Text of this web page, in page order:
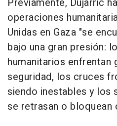
Previamente, Dujarric
operaciones
Unidas en Gaza "se
bajo una gran presión:
humanitarios enfrentan
seguridad, los cruces
siendo inestables y
se retrasan o bloquean